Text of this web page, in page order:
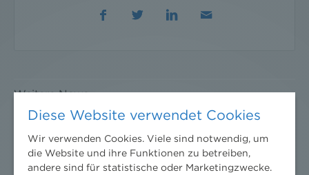
Weitere News
Diese Website verwendet Cookies
Wir verwenden Cookies. Viele sind notwendig, um
die Website und ihre Funktionen zu betreiben,
andere sind für statistische oder Marketingzwecke.